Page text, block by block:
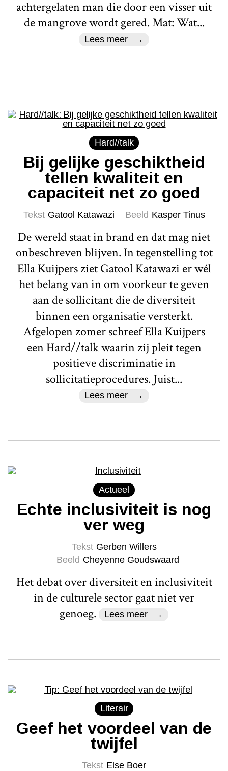
achtergelaten man die door een visser uit
de mangrove wordt gered. Mat: Wat...
Lees meer
Hard//talk
Bij gelijke geschiktheid
tellen kwaliteit en
capaciteit net zo goed
Tekst Gatool Katawazi Beeld Kasper Tinus
De wereld staat in brand en dat mag niet
onbeschreven blijven. In tegenstelling tot
Ella Kuijpers ziet Gatool Katawazi er wél
het belang van in om voorkeur te geven
aan de sollicitant die de diversiteit
binnen een organisatie versterkt.
Afgelopen zomer schreef Ella Kuijpers
een Hard//talk waarin zij pleit tegen
positieve discriminatie in
sollicitatieprocedures. Juist...
Lees meer
Actueel
Echte inclusiviteit is nog
ver weg
Tekst Gerben Willers
Beeld Cheyenne Goudswaard
Het debat over diversiteit en inclusiviteit
in de culturele sector gaat niet ver
genoeg.
Lees meer
Literair
Geef het voordeel van de
twijfel
Tekst Else Boer